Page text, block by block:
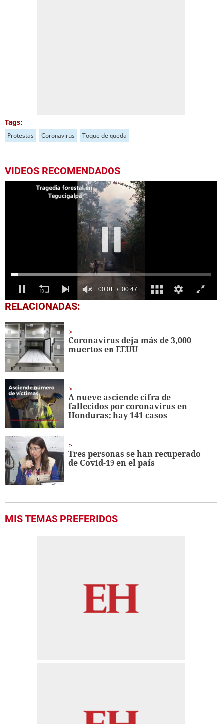
Tags:
Protestas Coronavirus Toque de queda
VIDEOS RECOMENDADOS
0
seconds
47
seconds
RELACIONADAS:
Coronavirus deja más de 3,000
muertos en EEUU
A nueve asciende cifra de
fallecidos por coronavirus en
Honduras; hay 141 casos
Tres personas se han recuperado
de Covid-19 en el país
MIS TEMAS PREFERIDOS